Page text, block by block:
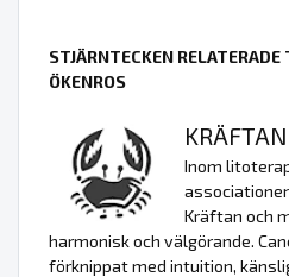
STJÄRNTECKEN
ÖKENROS
KRÄFTAN
Inom
Kräftan och
harmonisk och välgörande.
förknippat med intuition,